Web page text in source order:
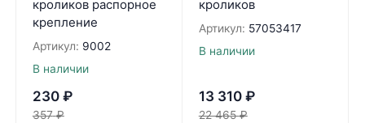
кроликов распорное
крепление
Артикул: 9002
В наличии
230 ₽
357 ₽
кроликов
Артикул: 57053417
В наличии
13 310 ₽
22 465 ₽